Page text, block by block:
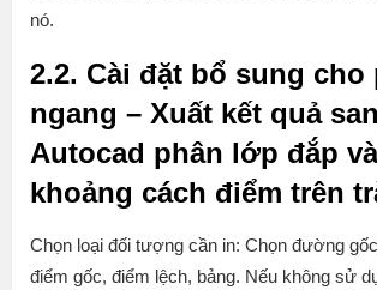
nó.
2.2. Cài đặt bổ sung cho
ngang – Xuất kết quả
Autocad phân lớp đắp
khoảng cách điểm trên
Chọn loại đối tượng cần in: Chọn đường
điểm gốc, điểm lệch, bảng. Nếu không sử